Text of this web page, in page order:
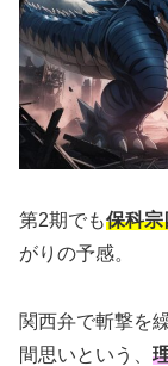
第2期でも保科宗
がりの予感。
関西弁で斬撃を
間思いという、